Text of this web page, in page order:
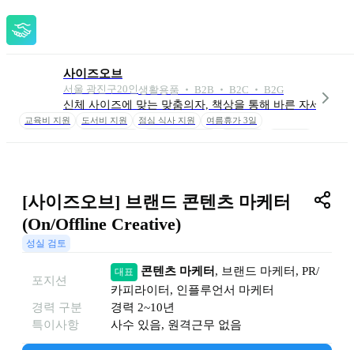
사이즈오브
서울 광진구20인 생활용품 ‧ B2B ‧ B2C ‧ B2G
신체 사이즈에 맞는 맞춤의자, 책상을 통해 바른 자세를
교육비 지원 도서비 지원 점심 식사 지원
여름휴가 3일
[사이즈오브] 브랜드 콘텐츠 마케터
(On/Offline Creative)
성실 검토
포지션
대표 콘텐츠 마케터 , 브랜드 마케터 , PR/
카피라이터 , 인플루언서 마케터
경력 구분
경력 2~10년
특이사항
사수 있음, 원격근무 없음